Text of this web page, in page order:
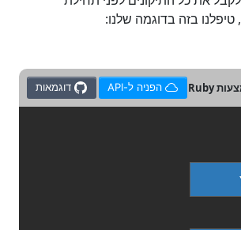
בזה בדוגמה שלנו:
הפניה ל-API דוגמאות